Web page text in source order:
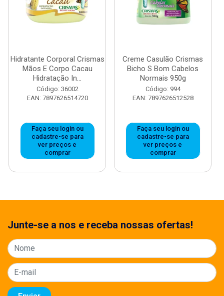
Hidratante Corporal Crismas
Mãos E Corpo Cacau
Hidratação In...
Código: 36002
EAN: 7897626514720
Faça seu login ou
cadastre-se para
ver preços e
comprar
Creme Casulão Crismas
Bicho S Bom Cabelos
Normais 950g
Código: 994
EAN: 7897626512528
Faça seu login ou
cadastre-se para
ver preços e
comprar
Junte-se a nos e receba nossas ofertas!